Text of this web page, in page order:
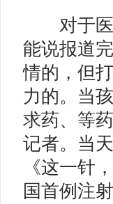
对于医
能说报道
情的，但
力的。当
求药、等
记者。当
《这一针
国首例注